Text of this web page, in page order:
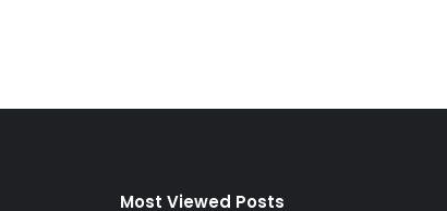
Most Viewed Posts